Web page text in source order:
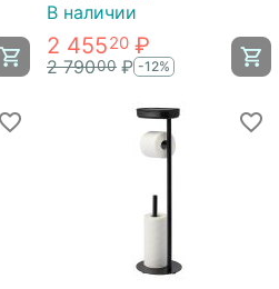
В наличии
2 45520 ₽
2 79000 ₽ -12%